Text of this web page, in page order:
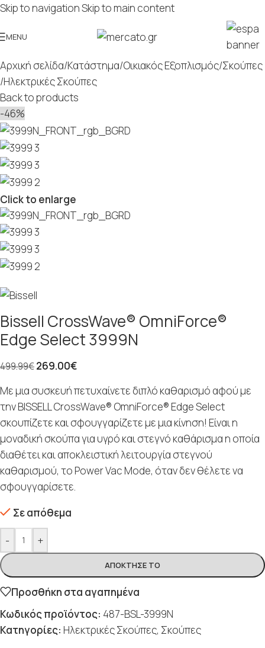
Skip to navigationSkip to main content
MENU
Αρχική σελίδα/Κατάστημα/Οικιακός Εξοπλισμός/Σκούπες
/Ηλεκτρικές Σκούπες
Back to products
-46%
Click to enlarge
Bissell CrossWave® OmniForce®
Edge Select 3999N
499.99€269.00€
Με μια συσκευή πετυχαίνετε διπλό καθαρισμό αφού με
την BISSELL CrossWave® OmniForce® Edge Select
σκουπίζετε και σφουγγαρίζετε με μια κίνηση! Είναι η
μοναδική σκούπα για υγρό και στεγνό καθάρισμα η οποία
διαθέτει και αποκλειστική λειτουργία στεγνού
καθαρισμού, το Power Vac Mode, όταν δεν θέλετε να
σφουγγαρίσετε.
Σε απόθεμα
- +
ΑΠΌΚΤΗΣΈ ΤΟ
Προσθήκη στα αγαπημένα
Κωδικός προϊόντος: 487-BSL-3999N
Κατηγορίες: Ηλεκτρικές Σκούπες, Σκούπες